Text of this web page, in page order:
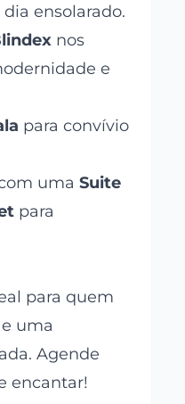
ensolarado.
nos
e
para convívio
umaSuite
para
para quem
uma
Agende
encantar!